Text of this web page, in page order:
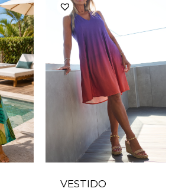
VESTIDO